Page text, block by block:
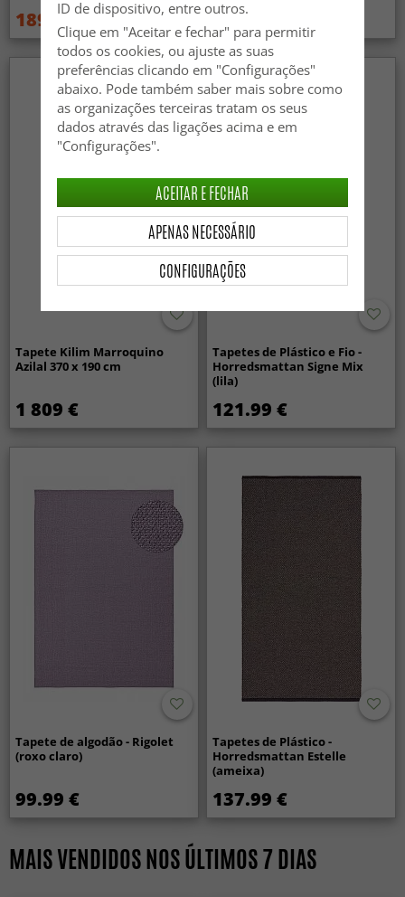
189 € 1 239 €
Tapete Kilim Marroquino
Azilal 370 x 190 cm
1 809 €
Tapetes de Plástico e Fio -
Horredsmattan Signe Mix
(lila)
121.99 €
Tapete de algodão - Rigolet
(roxo claro)
99.99 €
Tapetes de Plástico -
Horredsmattan Estelle
(ameixa)
137.99 €
MAIS VENDIDOS NOS ÚLTIMOS 7 DIAS
ID de dispositivo, entre outros.
Clique em "Aceitar e fechar" para permitir
todos os cookies, ou ajuste as suas
preferências clicando em "Configurações"
abaixo. Pode também saber mais sobre como
as organizações terceiras tratam os seus
dados através das ligações acima e em
"Configurações".
CONFIGURAÇÕES
APENAS NECESSÁRIO
ACEITAR E FECHAR